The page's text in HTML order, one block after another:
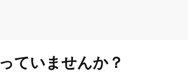
ていませんか？